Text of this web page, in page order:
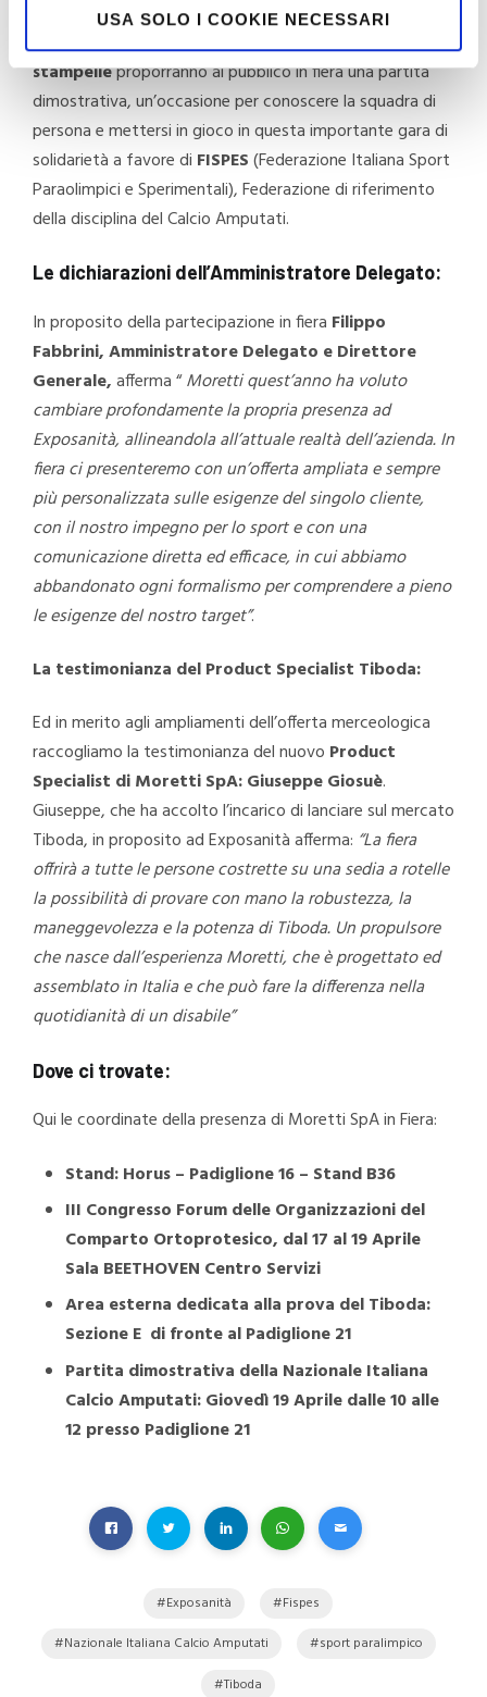
USA SOLO I COOKIE NECESSARI
Sempre Giovedì alle 10,gli Azzurricon le
stampelleproporranno al pubblico in fiera una partita
dimostrativa, un’occasione per conoscere la squadra di
persona e mettersi in gioco in questa importante gara di
solidarietà a favore di FISPES(Federazione Italiana Sport
Paraolimpici e Sperimentali), Federazione di riferimento
della disciplina del Calcio Amputati.
Le dichiarazioni dell’Amministratore Delegato:
In proposito della partecipazione in fiera Filippo
Fabbrini, Amministratore Delegato e Direttore
Generale,afferma “Moretti quest’anno ha voluto
cambiare profondamente la propria presenza ad
Exposanità, allineandola all’attuale realtà dell’azienda. In
fiera ci presenteremo con un’offerta ampliata e sempre
più personalizzata sulle esigenze del singolo cliente,
con il nostro impegno per lo sport e con una
comunicazione diretta ed efficace, in cui abbiamo
abbandonato ogni formalismo per comprendere a pieno
le esigenze del nostro target”.
La testimonianza del Product Specialist Tiboda:
Ed in merito agli ampliamenti dell’offerta merceologica
raccogliamo la testimonianza del nuovo Product
Specialist di Moretti SpA: Giuseppe Giosuè.
Giuseppe, che ha accolto l’incarico di lanciare sul mercato
Tiboda, in proposito ad Exposanità afferma: “La fiera
offrirà a tutte le persone costrette su una sedia a rotelle
la possibilità di provare con mano la robustezza, la
maneggevolezza e la potenza di Tiboda. Un propulsore
che nasce dall’esperienza Moretti, che è progettato ed
assemblato in Italia e che può fare la differenza nella
quotidianità di un disabile”
Dove ci trovate:
Qui le coordinate della presenza di Moretti SpA in Fiera:
Stand: Horus – Padiglione 16 – Stand B36
III Congresso Forum delle Organizzazioni del
Comparto Ortoprotesico, dal 17 al 19 Aprile
Sala BEETHOVEN Centro Servizi
Area esterna dedicata alla prova del Tiboda:
Sezione E di fronte al Padiglione 21
Partita dimostrativa della Nazionale Italiana
Calcio Amputati: Giovedì 19 Aprile dalle 10 alle
12 presso Padiglione 21
Exposanità
Fispes
Nazionale Italiana Calcio Amputati
sport paralimpico
Tiboda